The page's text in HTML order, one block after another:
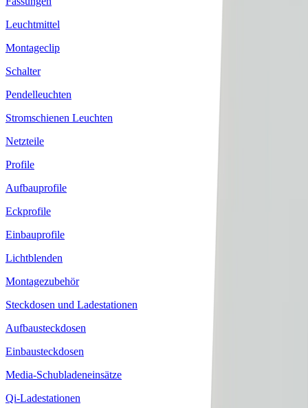
Leuchtmittel
Montageclip
Schalter
Pendelleuchten
Stromschienen Leuchten
Netzteile
Profile
Aufbauprofile
Eckprofile
Einbauprofile
Lichtblenden
Montagezubehör
Steckdosen und Ladestationen
Aufbausteckdosen
Einbausteckdosen
Media-Schubladeneinsätze
Qi-Ladestationen